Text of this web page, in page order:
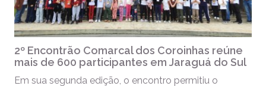
2º Encontrão Comarcal dos Coroinhas reúne
mais de 600 participantes em Jaraguá do Sul
Em sua segunda edição, o encontro permitiu o